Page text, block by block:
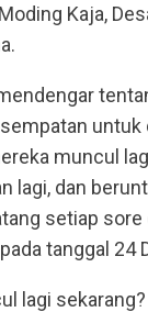
Kaja,
untuk
muncul
lagi, dan
setiap sore
tanggal 24
lagi